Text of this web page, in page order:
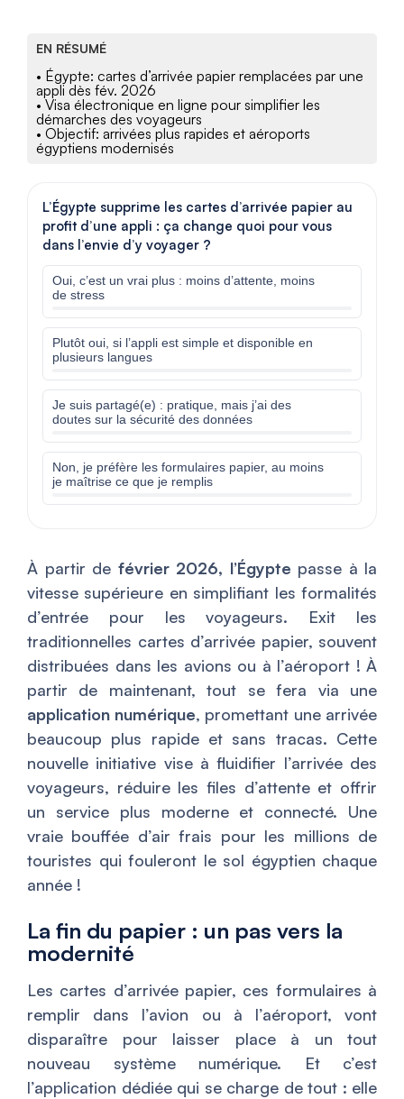
EN RÉSUMÉ
• Égypte: cartes d’arrivée papier remplacées par une
appli dès fév. 2026
• Visa électronique en ligne pour simplifier les
démarches des voyageurs
• Objectif: arrivées plus rapides et aéroports
égyptiens modernisés
L’Égypte supprime les cartes d’arrivée papier au
profit d’une appli : ça change quoi pour vous
dans l’envie d’y voyager ?
Oui, c’est un vrai plus : moins d’attente, moins
de stress
Plutôt oui, si l’appli est simple et disponible en
plusieurs langues
Je suis partagé(e) : pratique, mais j’ai des
doutes sur la sécurité des données
Non, je préfère les formulaires papier, au moins
je maîtrise ce que je remplis
À partir de février 2026, l’Égypte passe à la
vitesse supérieure en simplifiant les formalités
d’entrée pour les voyageurs. Exit les
traditionnelles cartes d’arrivée papier, souvent
distribuées dans les avions ou à l’aéroport ! À
partir de maintenant, tout se fera via une
application numérique, promettant une arrivée
beaucoup plus rapide et sans tracas. Cette
nouvelle initiative vise à fluidifier l’arrivée des
voyageurs, réduire les files d’attente et offrir
un service plus moderne et connecté. Une
vraie bouffée d’air frais pour les millions de
touristes qui fouleront le sol égyptien chaque
année !
La fin du papier : un pas vers la
modernité
Les cartes d’arrivée papier, ces formulaires à
remplir dans l’avion ou à l’aéroport, vont
disparaître pour laisser place à un tout
nouveau système numérique. Et c’est
l’application dédiée qui se charge de tout : elle